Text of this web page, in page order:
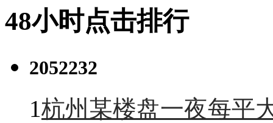
48小时点击排行
2052232
1杭州某楼盘一夜每平